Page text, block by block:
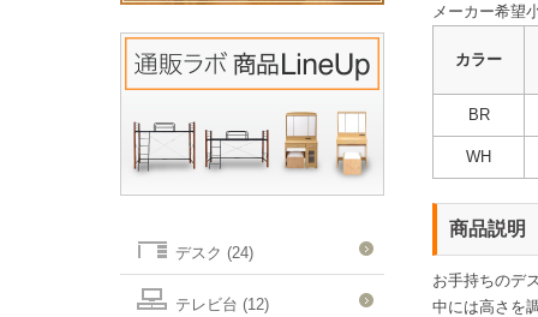
メーカー希望
カラー
BR
WH
商品説明
お手持ちのデ
中には高さを
デスク (24)
テレビ台 (12)